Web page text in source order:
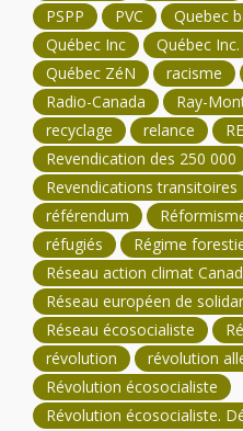
PSPP
PVC Quebec
Québec Inc
Québec Inc.
Québec ZéN
racisme
Radio-Canada
Ray-
recyclage
relance
Revendication des 250 000
Revendications transitoires
référendum
réfugiés
Régime
Réseau action climat
Réseau européen de
Réseau écosocialiste
révolution
révolution
Révolution écosocialiste
Révolution écosocialiste.